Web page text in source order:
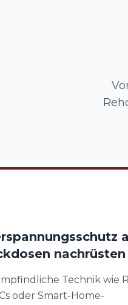
nachrüsten
Technik wie
oder Smart-Home-